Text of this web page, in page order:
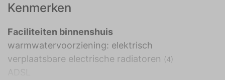
Kenmerken
Faciliteiten binnenshuis
warmwatervoorziening: elektrisch
verplaatsbare electrische radiatoren (4)